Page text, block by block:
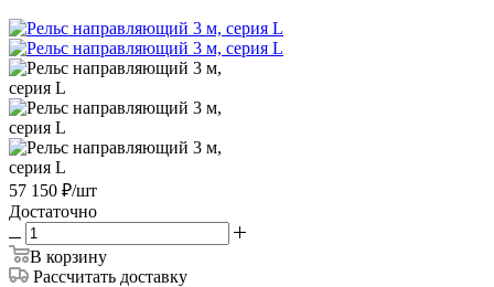
57 150 ₽/шт
Достаточно
В корзину
Рассчитать доставку